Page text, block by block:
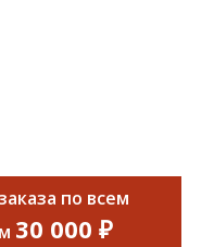
по всем
30 000 ₽